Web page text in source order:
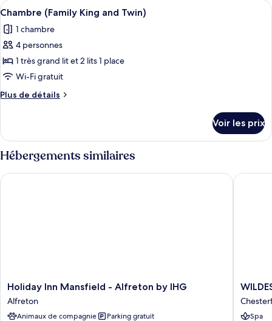
King)
de
Chambre
(Standard
Afficher
toutes
les
photos
pour
ce
type
de
Chambre
(Family
King
and
Chambre (Family King and Twin) |
6
Chambre (Family King and Twin)
1 chambre
4 personnes
1 très grand lit et 2 lits 1 place
Wi-Fi gratuit
Plus de détails
Plus
le
type
de
chambre
Chambre
Voir les prix
Hébergements similaires
Holiday
Inn
Mansfield
-
Holiday Inn Mansfield - Alfreton by IHG
Alfreton
Animaux de compagnie
Parking gratuit
Holiday Inn Mansfield - Alfreton by IHG
WILDES
INNS
Spa
WILDES